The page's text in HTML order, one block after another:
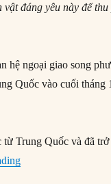
đáng yêu này để thu
hệ ngoại giao song
Quốc vào cuối tháng
Trung Quốc và đã trở
“Ngoại giao gấu